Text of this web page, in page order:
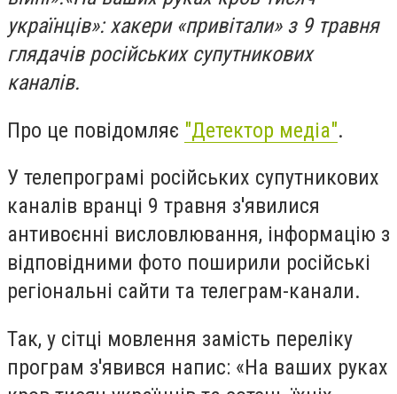
українців»: хакери «привітали» з 9 травня
глядачів російських супутникових
каналів.
Про це повідомляє "Детектор медіа".
У телепрограмі російських супутникових
каналів вранці 9 травня з'явилися
антивоєнні висловлювання, інформацію з
відповідними фото поширили російські
регіональні сайти та телеграм-канали.
Так, у сітці мовлення замість переліку
програм з'явився напис: «На ваших руках